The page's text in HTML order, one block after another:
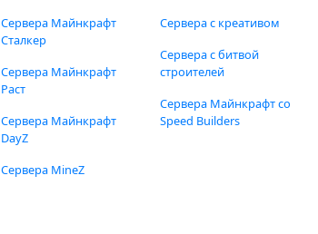
Сервера Майнкрафт
Сталкер
Сервера Майнкрафт
Раст
Сервера Майнкрафт
DayZ
Сервера MineZ
Сервера с креативом
Сервера с битвой
строителей
Сервера Майнкрафт со
Speed Builders